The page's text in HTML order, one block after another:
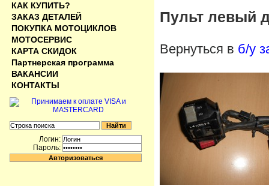
Пульт левый
Вернуться в б/у
КАК КУПИТЬ?
ЗАКАЗ ДЕТАЛЕЙ
ПОКУПКА МОТОЦИКЛОВ
МОТОСЕРВИС
КАРТА СКИДОК
Партнерская программа
ВАКАНСИИ
КОНТАКТЫ
Логин:
Пароль: